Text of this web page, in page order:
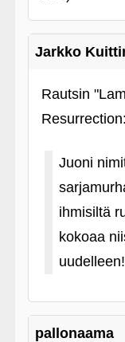
Jarkko
Rautsin
Resurrection:
Juoni
ihmisiltä
kokoaa
uudelleen!
pallonaama